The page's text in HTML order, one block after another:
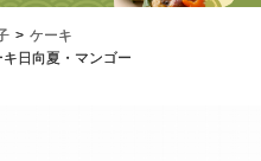
ケーキ
キ日向夏・マンゴー